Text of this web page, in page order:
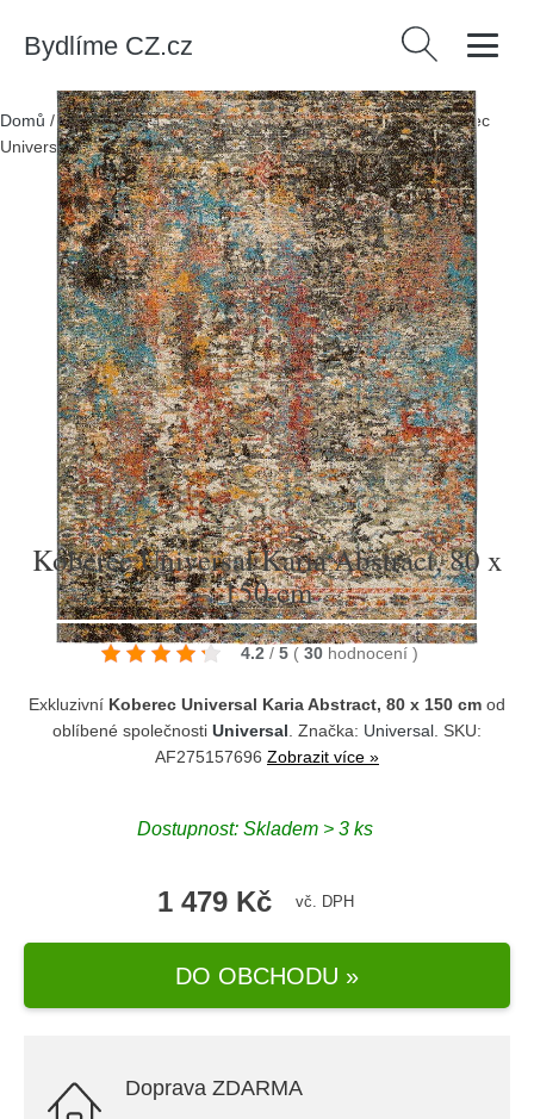
Bydlíme CZ.cz Vyhledávání
Domů /Produkty/Textil/Koberce a rohožky/Koberce/Koberec
Universal Karia Abstract, 80 x 150 cm
Koberec Universal Karia Abstract, 80 x
150 cm
4.2 / 5 ( 30 hodnocení )
Exkluzivní Koberec Universal Karia Abstract, 80 x 150 cm od
oblíbené společnosti Universal . Značka: Universal . SKU:
AF275157696 Zobrazit více »
Dostupnost: Skladem > 3 ks
1 479 Kč vč. DPH
DO OBCHODU »
Doprava ZDARMA